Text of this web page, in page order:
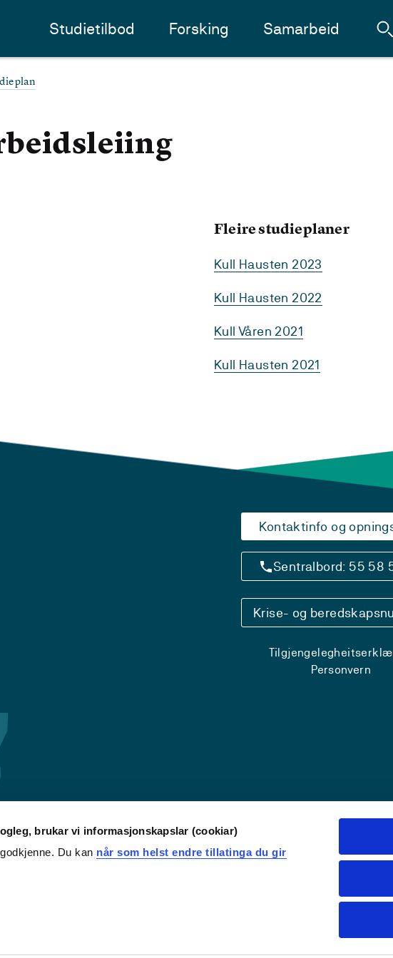
brukar vi informasjonskapslar (cookiar)
Du kan når som helst endre tillatinga du gir
Studietilbod Forsking Samarbeid
Fleire studieplaner
Kull Hausten 2023
Kull Hausten 2022
Kull Våren 2021
Kull Hausten 2021
Kontaktinfo og
Sentralbord: 55 58
Krise- og
Personvern